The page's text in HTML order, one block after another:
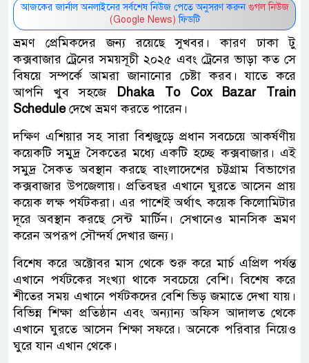
আজকের জার্নাল অনলাইনের সর্বশেষ নিউজ পেতে অনুসরণ করুন গুগল নিউজ
(Google News) ফিডটি
ভ্রমণ প্রেমিকদের জন্য রয়েছে সুখবর। কারণ ঢাকা টু
কক্সবাজার ট্রেনের সময়সূচী ২০২৫ এবং ট্রেনের ভাড়া কত সে
বিষয়ে সম্পর্কে আমরা জানানোর চেষ্টা করব। যাতে করে
আপনি খুব সহজে
Dhaka To Cox Bazar Train
Scheduleদেখে ভ্রমণ করতে পারেন।
দক্ষিণ এশিয়ার সহ সারা বিশ্বজুড়ে প্রধান সবচেয়ে আকর্ষণীয়
কয়েকটি সমুদ্র সৈকতের মধ্যে একটি হচ্ছে কক্সবাজার। এই
সমুদ্র সৈকত অবস্থান করছে বাংলাদেশের চট্টগ্রাম বিভাগের
কক্সবাজার উপজেলায়। প্রতিবছর এখানে ঘুরতে আসেন প্রায়
কয়েক লক্ষ পর্যটকরা। এর পাশেই অর্থাৎ কয়েক কিলোমিটার
দূরে অবস্থান করছে সেন্ট মার্টিন। সেখানেও মানসিক ভ্রমণ
করেন অপরূপ সৌন্দর্য দেখার জন্য।
বিশেষ করে অক্টোবর মাস থেকে শুরু করে মার্চ এপ্রিল পর্যন্ত
এখানে পর্যটকের সংখ্যা থাকে সবচেয়ে বেশি। বিশেষ করে
শীতের সময় এখানে পর্যটকদের বেশি ভিড় জমাতে দেখা যায়।
বিভিন্ন শিক্ষা প্রতিষ্ঠান এবং অন্যান্য অফিস আদালত থেকে
এখানে ঘুরতে আসেন শিক্ষা সফরে। অনেকে পরিবার নিয়েও
ঘুরে যান এখান থেকে।